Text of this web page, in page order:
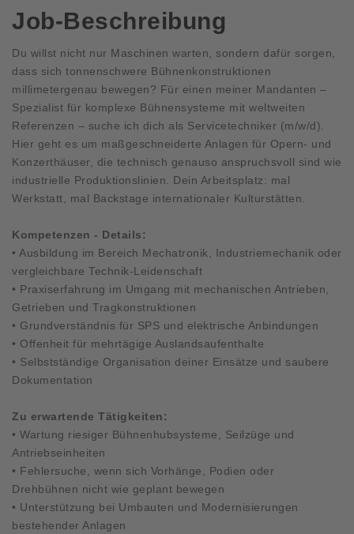
Job-Beschreibung
Du willst nicht nur Maschinen warten, sondern dafür sorgen,
dass sich tonnenschwere Bühnenkonstruktionen
millimetergenau bewegen? Für einen meiner Mandanten –
Spezialist für komplexe Bühnensysteme mit weltweiten
Referenzen – suche ich dich als Servicetechniker (m/w/d).
Hier geht es um maßgeschneiderte Anlagen für Opern- und
Konzerthäuser, die technisch genauso anspruchsvoll sind wie
industrielle Produktionslinien. Dein Arbeitsplatz: mal
Werkstatt, mal Backstage internationaler Kulturstätten.
Kompetenzen - Details:
• Ausbildung im Bereich Mechatronik, Industriemechanik oder
vergleichbare Technik-Leidenschaft
• Praxiserfahrung im Umgang mit mechanischen Antrieben,
Getrieben und Tragkonstruktionen
• Grundverständnis für SPS und elektrische Anbindungen
• Offenheit für mehrtägige Auslandsaufenthalte
• Selbstständige Organisation deiner Einsätze und saubere
Dokumentation
Zu erwartende Tätigkeiten:
• Wartung riesiger Bühnenhubsysteme, Seilzüge und
Antriebseinheiten
• Fehlersuche, wenn sich Vorhänge, Podien oder
Drehbühnen nicht wie geplant bewegen
• Unterstützung bei Umbauten und Modernisierungen
bestehender Anlagen